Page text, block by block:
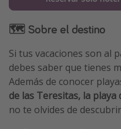
🗺 Sobre el destino
Si tus vacaciones son al
debes saber que tienes
Además de conocer
de las Teresitas, la playa
no te olvides de